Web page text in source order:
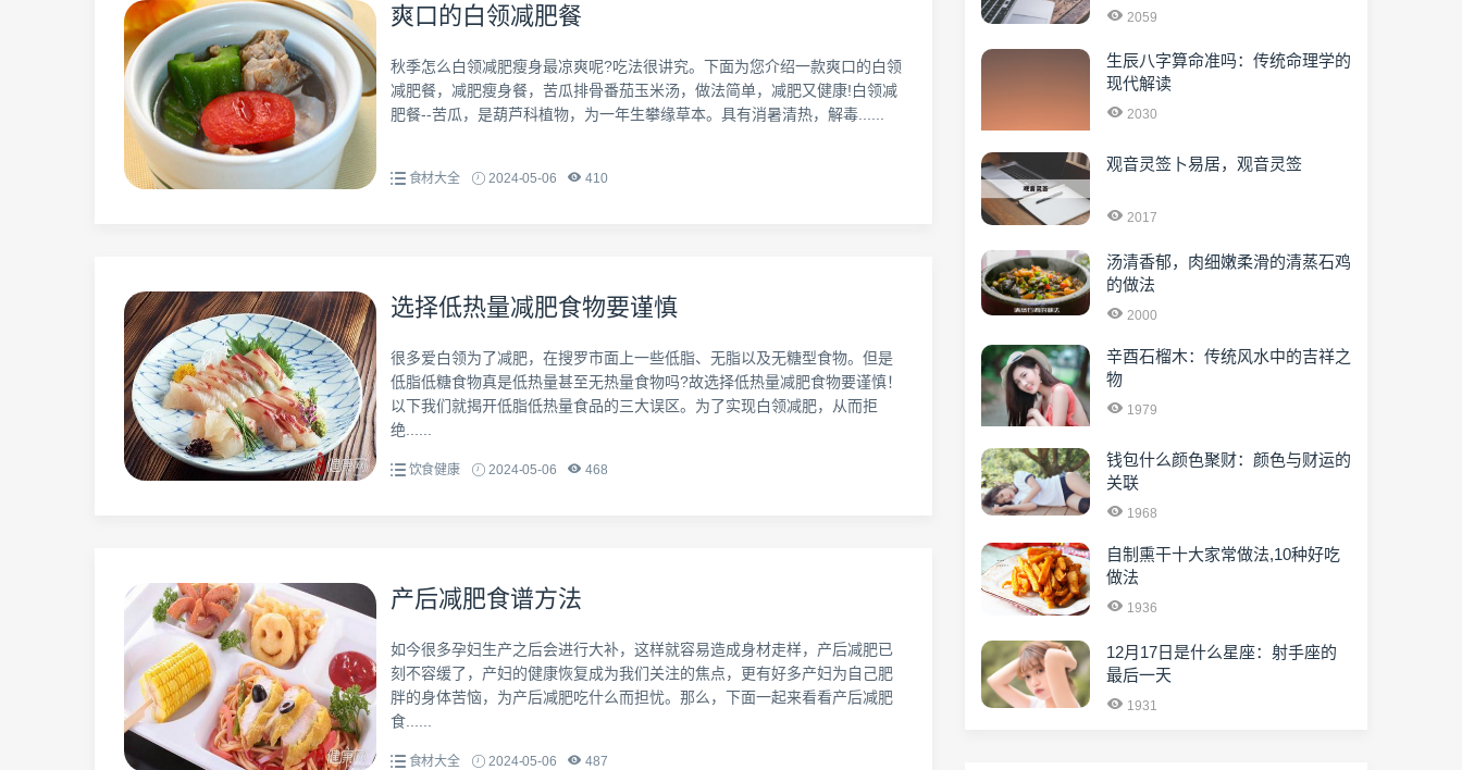
爽口的白领减肥餐
秋季怎么白领减肥瘦身最凉爽呢?吃法很讲究。下面为您介绍一款爽口的白领
减肥餐，减肥瘦身餐，苦瓜排骨番茄玉米汤，做法简单，减肥又健康!白领减
肥餐--苦瓜，是葫芦科植物，为一年生攀缘草本。具有消暑清热，解毒......
食材大全 2024-05-06 410
选择低热量减肥食物要谨慎
很多爱白领为了减肥，在搜罗市面上一些低脂、无脂以及无糖型食物。但是
低脂低糖食物真是低热量甚至无热量食物吗?故选择低热量减肥食物要谨慎！
以下我们就揭开低脂低热量食品的三大误区。为了实现白领减肥，从而拒
绝......
饮食健康 2024-05-06 468
产后减肥食谱方法
如今很多孕妇生产之后会进行大补，这样就容易造成身材走样，产后减肥已
刻不容缓了，产妇的健康恢复成为我们关注的焦点，更有好多产妇为自己肥
胖的身体苦恼，为产后减肥吃什么而担忧。那么，下面一起来看看产后减肥
食......
食材大全 2024-05-06 487
2059
生辰八字算命准吗：传统命理学的
现代解读
2030
观音灵签卜易居，观音灵签
2017
汤清香郁，肉细嫩柔滑的清蒸石鸡
的做法
2000
辛酉石榴木：传统风水中的吉祥之
物
1979
钱包什么颜色聚财：颜色与财运的
关联
1968
自制熏干十大家常做法,10种好吃
做法
1936
12月17日是什么星座：射手座的
最后一天
1931